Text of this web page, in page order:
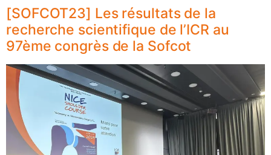
[SOFCOT23] Les résultats de la
recherche scientifique de l’ICR au
97ème congrès de la Sofcot